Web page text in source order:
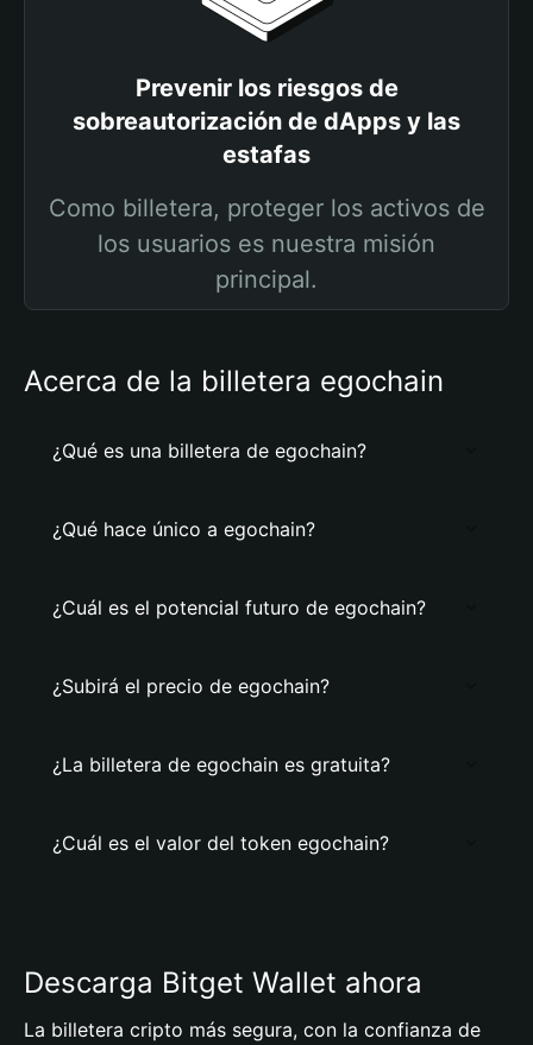
Prevenir los riesgos de
sobreautorización de dApps y las
estafas
Como billetera, proteger los activos de
los usuarios es nuestra misión
principal.
Acerca de la billetera egochain
¿Qué es una billetera de egochain?
¿Qué hace único a egochain?
¿Cuál es el potencial futuro de egochain?
¿Subirá el precio de egochain?
¿La billetera de egochain es gratuita?
¿Cuál es el valor del token egochain?
Descarga Bitget Wallet ahora
La billetera cripto más segura, con la confianza de